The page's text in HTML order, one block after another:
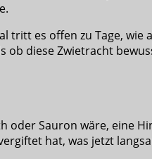
tritt es offen zu Tage, wie
ob diese Zwietracht
oder Sauron wäre, eine
hat, was jetzt